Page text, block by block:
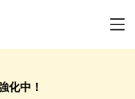
化中！